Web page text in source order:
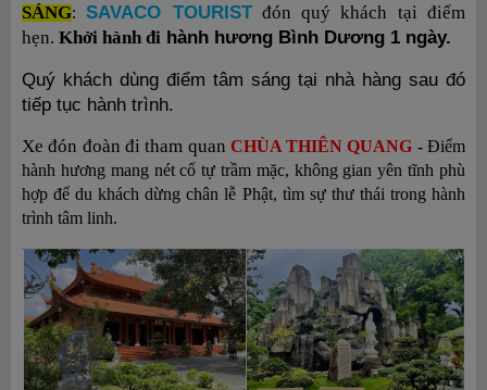
SÁNG:SAVACO TOURIST đón quý khách tại điểm
hẹn. Khởi hành đi hành hương Bình Dương 1 ngày.
Quý khách dùng điểm tâm sáng tại nhà hàng sau đó
tiếp tục hành trình.
Xe đón đoàn đi tham quan CHÙA THIÊN QUANG -Điểm
hành hương mang nét cổ tự trầm mặc, không gian yên tĩnh phù
hợp để du khách dừng chân lễ Phật, tìm sự thư thái trong hành
trình tâm linh.